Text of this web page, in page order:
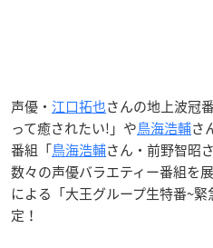
声優・ 江口拓也さんの地上波冠
って癒されたい!」や鳥海浩輔さ
番組「鳥海浩輔さん・前野智昭
数々の声優バラエティー番組を
による「大王グループ生特番~
定！